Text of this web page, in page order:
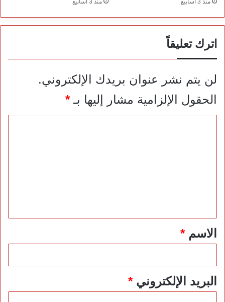
منذ 3 أسابيع منذ 3 أسابيع
اترك تعليقاً
لن يتم نشر عنوان بريدك الإلكتروني.
الحقول الإلزامية مشار إليها بـ*
*الاسم*
البريد الإلكتروني*